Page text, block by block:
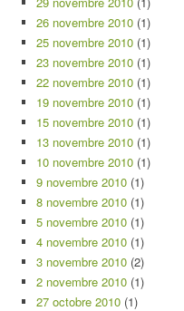
26 novembre 2010 (1)
25 novembre 2010 (1)
23 novembre 2010 (1)
22 novembre 2010 (1)
19 novembre 2010 (1)
15 novembre 2010 (1)
13 novembre 2010 (1)
10 novembre 2010 (1)
9 novembre 2010 (1)
8 novembre 2010 (1)
5 novembre 2010 (1)
4 novembre 2010 (1)
3 novembre 2010 (2)
2 novembre 2010 (1)
27 octobre 2010 (1)